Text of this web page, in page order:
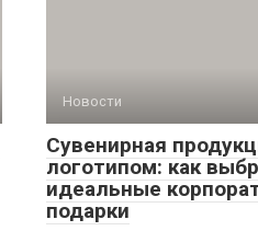
Новости
Сувенирная
логотипом: как
идеальные
подарки